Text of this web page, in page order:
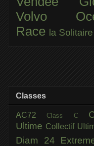
Volvo
Race la Solitaire
Classes
AC72Class C
Ultime Collectif
Diam 24